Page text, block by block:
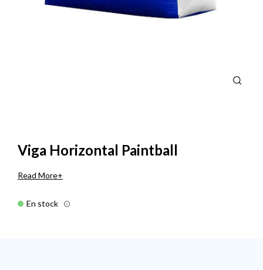
Viga Horizontal Paintball
Read More
En stock